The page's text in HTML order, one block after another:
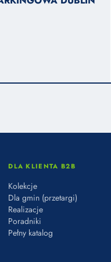
DLA KLIENTA B2B
Kolekcje
Dla gmin (przetargi)
Realizacje
Poradniki
Pełny katalog